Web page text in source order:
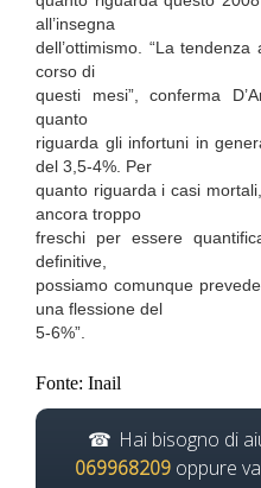
all’insegna
dell’ottimismo. “La
corso di
questi mesi”, conferma
quanto
riguarda gli infortuni in
del 3,5-4%. Per
quanto riguarda i casi
ancora troppo
freschi per essere
definitive,
possiamo comunque
una flessione del
5-6%”.
Fonte: Inail
Hai bisogno di
069968209 oppure